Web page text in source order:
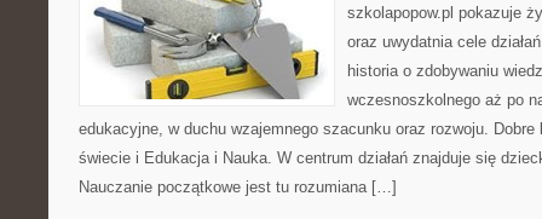
szkolapopow.pl pokazuje
oraz uwydatnia cele
historia o zdobywaniu
wczesnoszkolnego aż po
edukacyjne, w duchu wzajemnego szacunku oraz rozwoju.
świecie i Edukacja i Nauka. W centrum działań znajduje się
Nauczanie początkowe jest tu rozumiana […]